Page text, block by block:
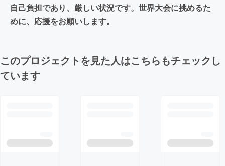
自己負担であり、厳しい状況です。世界大会に挑めるた
めに、応援をお願いします。
このプロジェクトを見た人はこちらもチェックし
ています